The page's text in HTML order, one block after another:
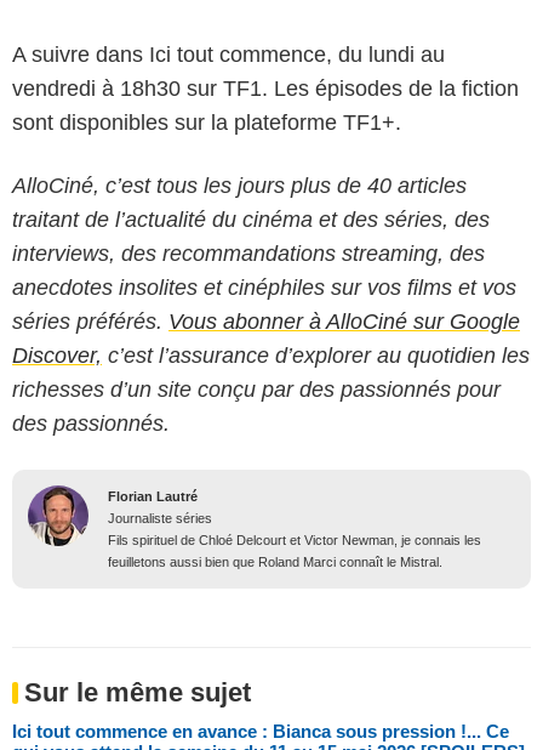
A suivre dans Ici tout commence, du lundi au
vendredi à 18h30 sur TF1. Les épisodes de la fiction
sont disponibles sur la plateforme TF1+.
AlloCiné, c’est tous les jours plus de 40 articles
traitant de l’actualité du cinéma et des séries, des
interviews, des recommandations streaming, des
anecdotes insolites et cinéphiles sur vos films et vos
séries préférés. Vous abonner à AlloCiné sur Google
Discover, c’est l’assurance d’explorer au quotidien les
richesses d’un site conçu par des passionnés pour
des passionnés.
Florian Lautré
Journaliste séries
Fils spirituel de Chloé Delcourt et Victor Newman, je connais les
feuilletons aussi bien que Roland Marci connaît le Mistral.
Sur le même sujet
Ici tout commence en avance : Bianca sous pression !... Ce